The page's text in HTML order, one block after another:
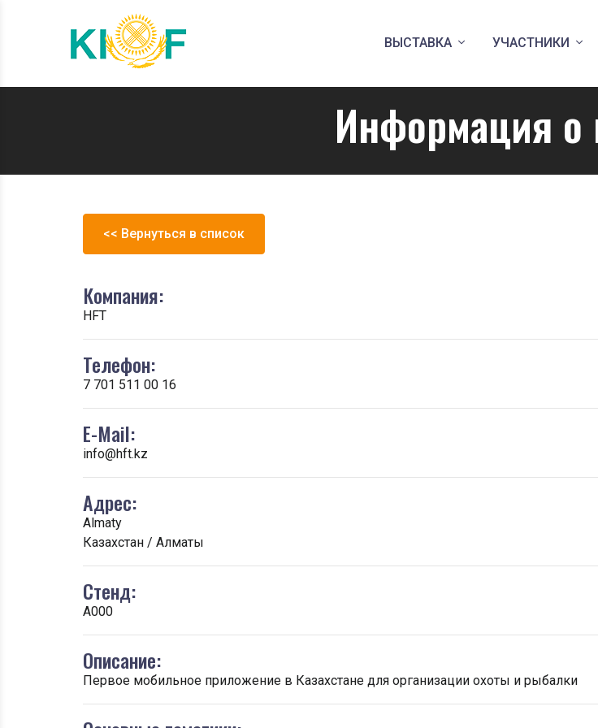
ВЫСТАВКА УЧАСТНИКИ
Информация о
<< Вернуться в список
Компания:
HFT
Телефон:
7 701 511 00 16
E-Mail:
info@hft.kz
Адрес:
Almaty
Казахстан / Алматы
Стенд:
A000
Описание:
Первое мобильное приложение в Казахстане для организации охоты и рыбалки